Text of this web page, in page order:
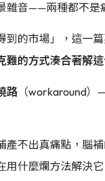
雜音——兩種都不是
到的市場」，這一
難的方式湊合著解
路 （workaround
產不出真痛點，腦
用什麼爛方法解決